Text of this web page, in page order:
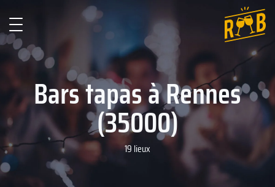
Bars tapas à Rennes
(35000)
19 lieux